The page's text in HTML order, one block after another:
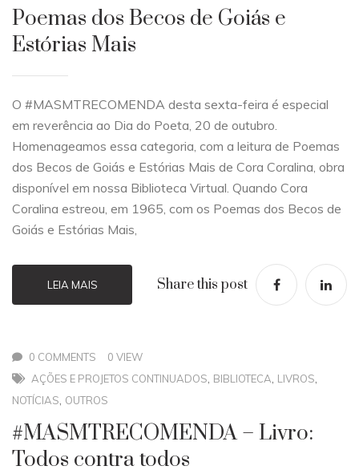
Poemas dos Becos de Goiás e
Estórias Mais
O #MASMTRECOMENDA desta sexta-feira é especial
em reverência ao Dia do Poeta, 20 de outubro.
Homenageamos essa categoria, com a leitura de Poemas
dos Becos de Goiás e Estórias Mais de Cora Coralina, obra
disponível em nossa Biblioteca Virtual. Quando Cora
Coralina estreou, em 1965, com os Poemas dos Becos de
Goiás e Estórias Mais,
LEIA MAIS Share this post
0 COMMENTS
0 VIEW
AÇÕES E PROJETOS CONTINUADOS, BIBLIOTECA, LIVROS,
NOTÍCIAS, OUTROS
#MASMTRECOMENDA – Livro:
Todos contra todos